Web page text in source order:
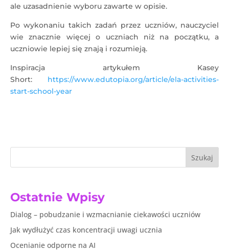
ale uzasadnienie wyboru zawarte w opisie.
Po wykonaniu takich zadań przez uczniów, nauczyciel
wie znacznie więcej o uczniach niż na początku, a
uczniowie lepiej się znają i rozumieją.
Inspiracja artykułem Kasey
Short: https://www.edutopia.org/article/ela-activities-
start-school-year
Szukaj
Ostatnie Wpisy
Dialog – pobudzanie i wzmacnianie ciekawości uczniów
Jak wydłużyć czas koncentracji uwagi ucznia
Ocenianie odporne na AI